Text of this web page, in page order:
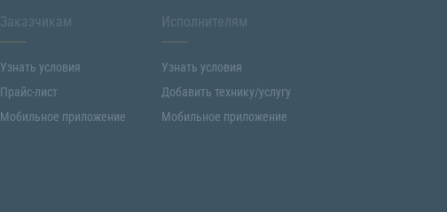
Заказчикам
Узнать условия
Прайс-лист
Мобильное приложение
Исполнителям
Узнать условия
Добавить технику/услугу
Мобильное приложение